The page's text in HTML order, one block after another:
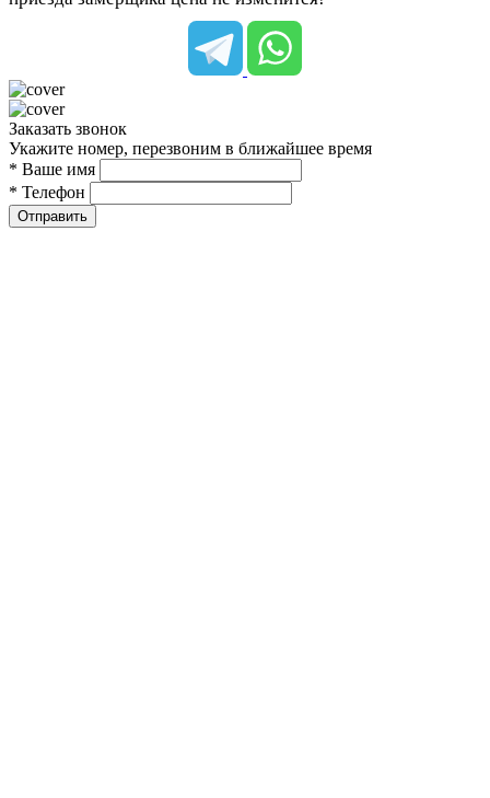
Заказать звонок
Укажите номер, перезвоним в ближайшее время
* Ваше имя
* Телефон
Отправить